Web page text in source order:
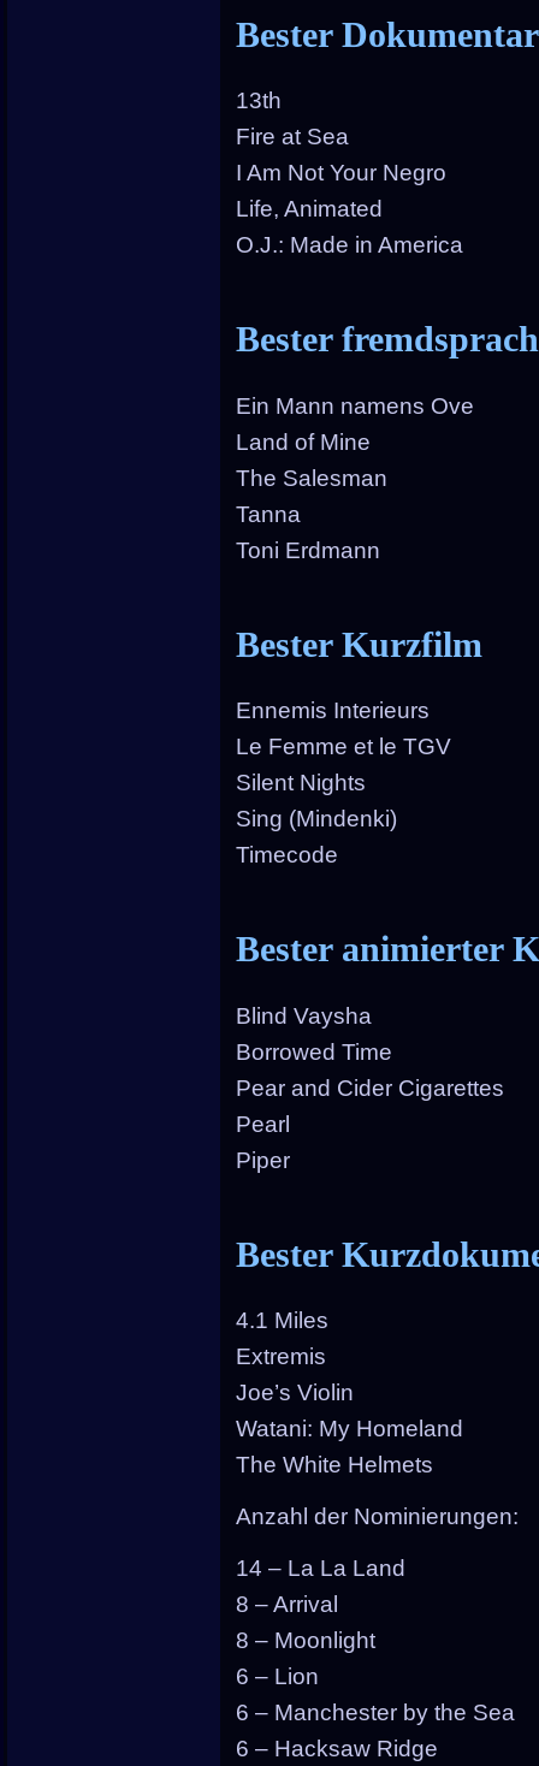
Bester
13th
Fire at Sea
I Am Not Your Negro
Life, Animated
O.J.: Made in America
Bester
Ein Mann namens Ove
Land of Mine
The Salesman
Tanna
Toni Erdmann
Bester Kurzfilm
Ennemis Interieurs
Le Femme et le TGV
Silent Nights
Sing (Mindenki)
Timecode
Bester animierter
Blind Vaysha
Borrowed Time
Pear and Cider Cigarettes
Pearl
Piper
Bester
4.1 Miles
Extremis
Joe’s Violin
Watani: My Homeland
The White Helmets
Anzahl der Nominierungen:
14 – La La Land
8 – Arrival
8 – Moonlight
6 – Lion
6 – Manchester by the Sea
6 – Hacksaw Ridge